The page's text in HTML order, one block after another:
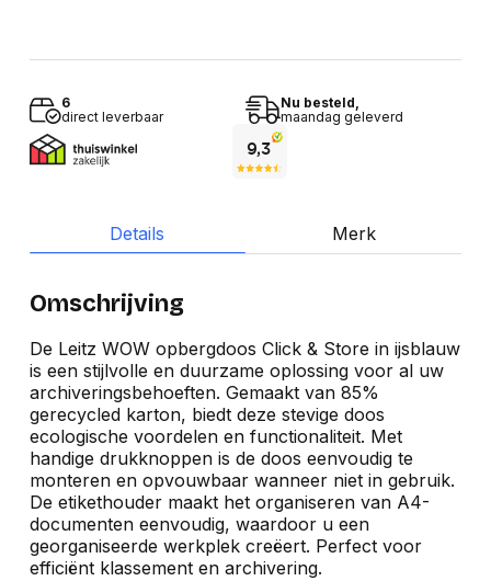
6
direct leverbaar
Nu besteld,
maandag geleverd
Details Merk
Omschrijving
De Leitz WOW opbergdoos Click & Store in ijsblauw
is een stijlvolle en duurzame oplossing voor al uw
archiveringsbehoeften. Gemaakt van 85%
gerecycled karton, biedt deze stevige doos
ecologische voordelen en functionaliteit. Met
handige drukknoppen is de doos eenvoudig te
monteren en opvouwbaar wanneer niet in gebruik.
De etikethouder maakt het organiseren van A4-
documenten eenvoudig, waardoor u een
georganiseerde werkplek creëert. Perfect voor
efficiënt klassement en archivering.